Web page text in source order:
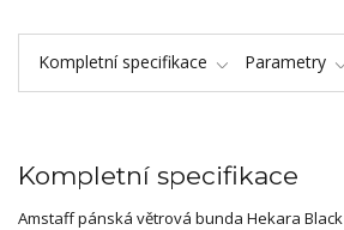
Kompletní specifikace Parametry
Kompletní specifikace
Amstaff pánská větrová bunda Hekara Black